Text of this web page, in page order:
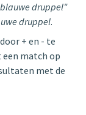
druppel"
druppel.
+ en - te
een match op
met de